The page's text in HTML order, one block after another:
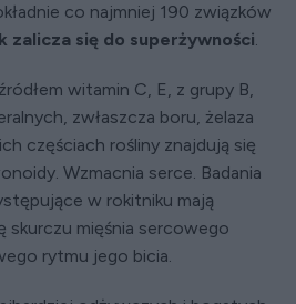
co najmniej 190 związków
zalicza się do superżywności.
witamin C, E, z grupy B,
zwłaszcza boru, żelaza
częściach rośliny znajdują się
Wzmacnia serce. Badania
w rokitniku mają
skurczu mięśnia sercowego
rytmu jego bicia.